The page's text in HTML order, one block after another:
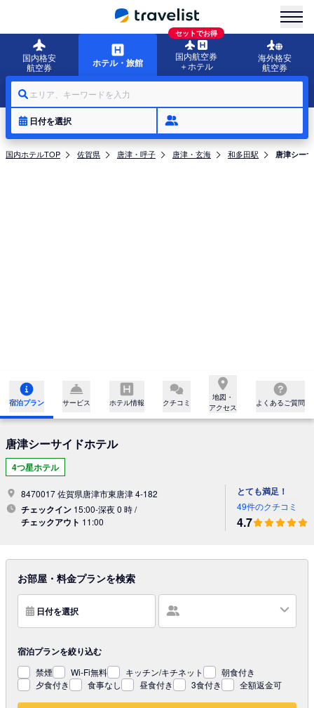
国内格安
航空券
ホテル・旅館
セットでお得
国内航空券
＋ホテル
海外格安
航空券
エリア、キーワードを入力
日付を選択
国内ホテルTOP 佐賀県 唐津・呼子 唐津・玄海 和多田駅 唐津シー
宿泊プラン サービス ホテル情報 クチコミ
地図・
アクセス
よくあるご質問
唐津シーサイドホテル
4つ星ホテル
8470017 佐賀県唐津市東唐津 4-182
チェックイン 15:00-深夜 0 時 /
チェックアウト 11:00
とても満足！
49件のクチコミ
4.7
お部屋・料金プランを検索
日付を選択
宿泊プランを絞り込む
禁煙 Wi-Fi無料 キッチン/キチネット
朝食付き
夕食付き
食事なし 昼食付き 3食付き 全額返金可